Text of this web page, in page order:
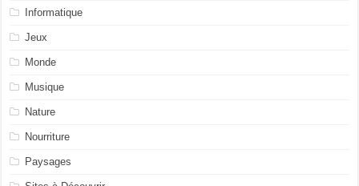
Informatique
Jeux
Monde
Musique
Nature
Nourriture
Paysages